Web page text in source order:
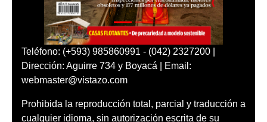
Teléfono: (+593) 985860991 - (042) 2327200 |
Dirección: Aguirre 734 y Boyacá | Email:
webmaster@vistazo.com
Prohibida la reproducción total, parcial y traducción a
cualquier idioma, sin autorización escrita de su